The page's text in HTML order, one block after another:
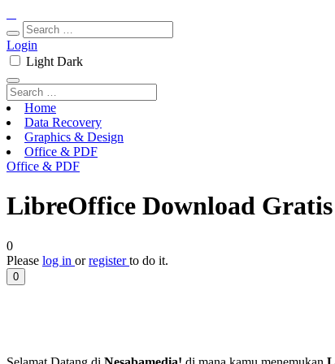
Login
Light Dark
Home
Data Recovery
Graphics & Design
Office & PDF
Office & PDF
LibreOffice Download Gratis
0
Please log in orregisterto do it.
0